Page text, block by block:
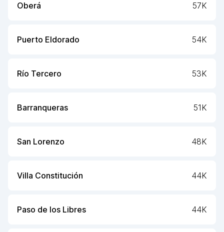
Oberá 57K
Puerto Eldorado 54K
Río Tercero 53K
Barranqueras 51K
San Lorenzo 48K
Villa Constitución 44K
Paso de los Libres 44K